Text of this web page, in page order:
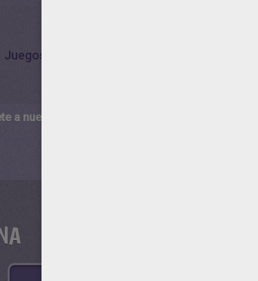
Juegos
a nuestro canal de vídeos para niños en Youtube: